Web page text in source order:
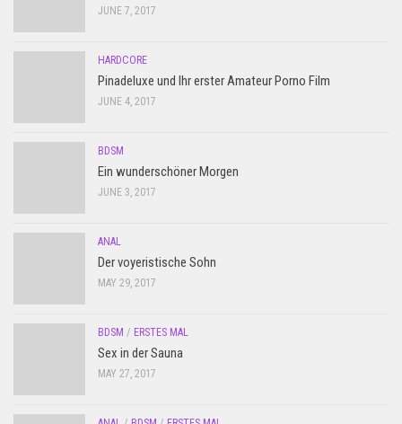
JUNE 7, 2017
HARDCORE
Pinadeluxe und Ihr erster Amateur Porno Film
JUNE 4, 2017
BDSM
Ein wunderschöner Morgen
JUNE 3, 2017
ANAL
Der voyeristische Sohn
MAY 29, 2017
BDSM / ERSTES MAL
Sex in der Sauna
MAY 27, 2017